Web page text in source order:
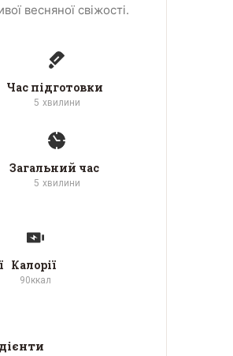
весняної свіжості.
Час підготовки
5 хвилини
Загальний час
5 хвилини
Калорії
90ккал